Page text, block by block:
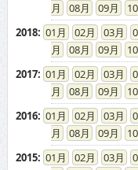
08
09 10
2018: 01 02 03
08
09 10
2017: 01 02 03
08
09 10
2016: 01 02 03
08
09 10
2015: 01 02 03